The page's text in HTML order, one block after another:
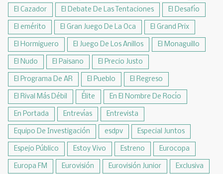
El Cazador El Debate De Las Tentaciones El Desafío
El emérito El Gran Juego De La Oca El Grand Prix
El Hormiguero El Juego De Los Anillos El Monaguillo
El Nudo El Paisano El Precio Justo
El Programa De AR El Pueblo El Regreso
El Rival Más Débil Élite En El Nombre De Rocío
En Portada Entrevías Entrevista
Equipo De Investigación esdpv Especial Juntos
Espejo Público Estoy Vivo Estreno Eurocopa
Europa FM Eurovisión Eurovisión Junior Exclusiva